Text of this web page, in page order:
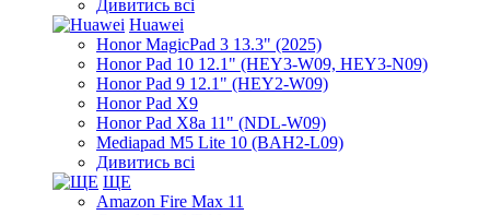
Дивитись всі
Huawei
Honor MagicPad 3 13.3" (2025)
Honor Pad 10 12.1" (HEY3-W09, HEY3-N09)
Honor Pad 9 12.1" (HEY2-W09)
Honor Pad X9
Honor Pad X8a 11" (NDL-W09)
Mediapad M5 Lite 10 (BAH2-L09)
Дивитись всі
ЩЕ
Amazon Fire Max 11